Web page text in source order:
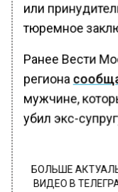
или
тюремное
Ранее Вести
региона
мужчине,
убил экс-
БОЛЬШЕ
ВИДЕО В